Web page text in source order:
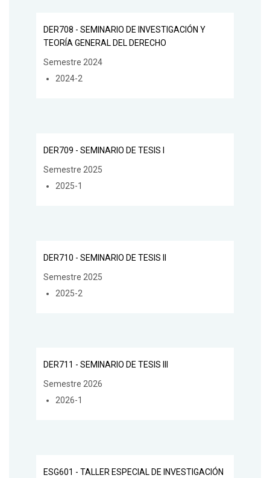
DER708 - SEMINARIO DE INVESTIGACIÓN Y
TEORÍA GENERAL DEL DERECHO
Semestre 2024
2024-2
DER709 - SEMINARIO DE TESIS I
Semestre 2025
2025-1
DER710 - SEMINARIO DE TESIS II
Semestre 2025
2025-2
DER711 - SEMINARIO DE TESIS III
Semestre 2026
2026-1
ESG601 - TALLER ESPECIAL DE INVESTIGACIÓN